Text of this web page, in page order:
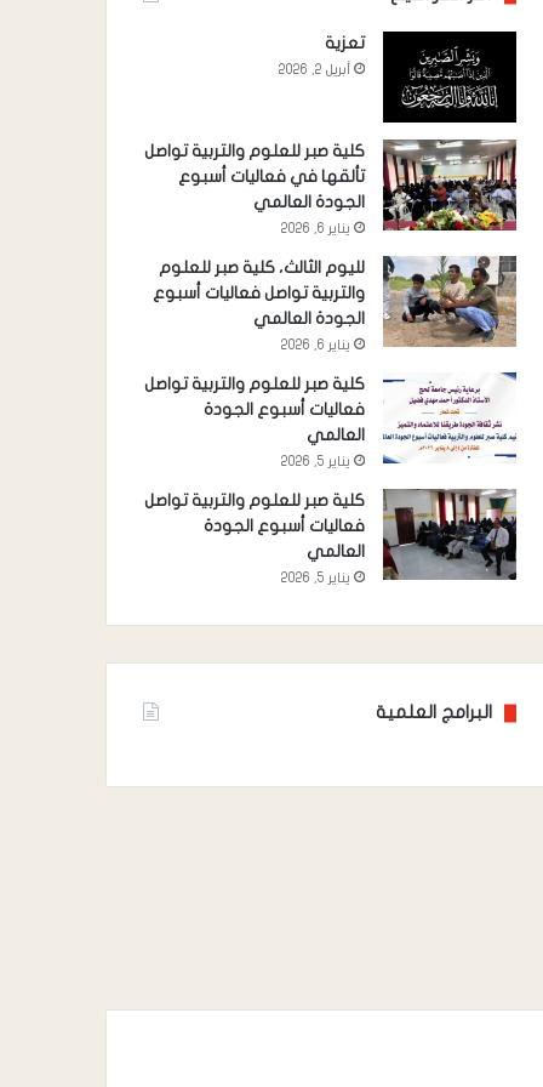
تعزية
أبريل 2, 2026
كلية صبر للعلوم والتربية تواصل
تألقها في فعاليات أسبوع
الجودة العالمي
يناير 6, 2026
لليوم الثالث، كلية صبر للعلوم
والتربية تواصل فعاليات أسبوع
الجودة العالمي
يناير 6, 2026
كلية صبر للعلوم والتربية تواصل
فعاليات أسبوع الجودة
العالمي
يناير 5, 2026
كلية صبر للعلوم والتربية تواصل
فعاليات أسبوع الجودة
العالمي
يناير 5, 2026
البرامج العلمية